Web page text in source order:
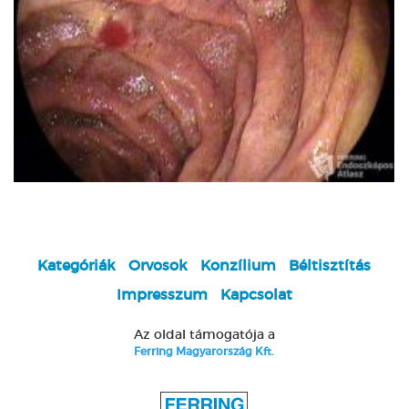
Kategóriák Orvosok Konzílium
Béltisztítás
Impresszum
Kapcsolat
Az oldal támogatója a
Ferring Magyarország Kft.